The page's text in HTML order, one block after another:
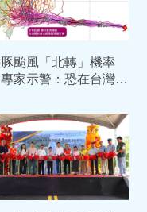
颱風「北轉」機率
家示警：恐在台灣東